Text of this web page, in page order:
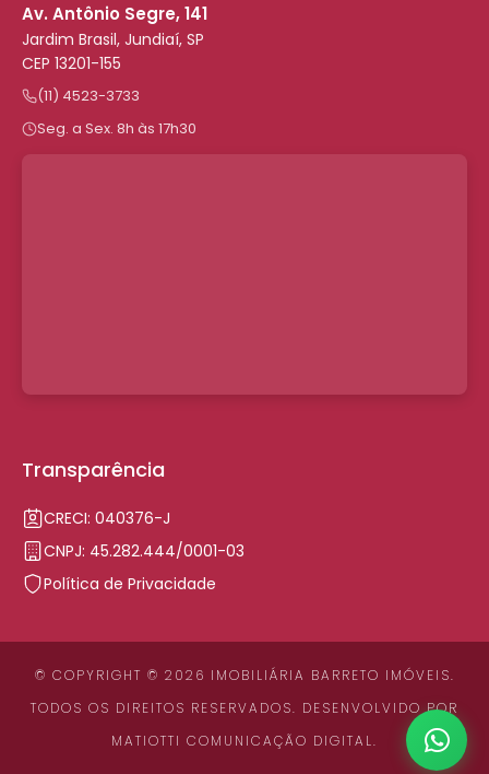
Av. Antônio Segre, 141
Jardim Brasil, Jundiaí, SP
CEP 13201-155
(11) 4523-3733
Seg. a Sex. 8h às 17h30
Transparência
CRECI: 040376-J
CNPJ: 45.282.444/0001-03
Política de Privacidade
© COPYRIGHT © 2026 IMOBILIÁRIA BARRETO IMÓVEIS.
TODOS OS DIREITOS RESERVADOS. DESENVOLVIDO POR
MATIOTTI COMUNICAÇÃO DIGITAL.